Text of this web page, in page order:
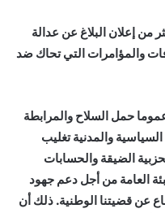
من إعلان البلاغ عن عدالة
والمؤامرات التي تحاك ضد
حمل السلاح والمرابطة
والمدنية تغليب
الضيقة والحسابات
العامة من أجل دعم جهود
عن قضيتنا الوطنية. ذلك أن